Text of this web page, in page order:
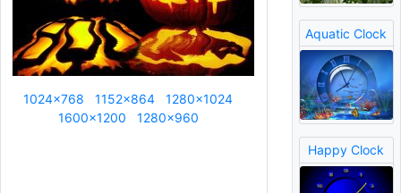
1024x768 1152x864
1280x1024
1600x1200
1280x960
Aquatic Clock
Happy Clock